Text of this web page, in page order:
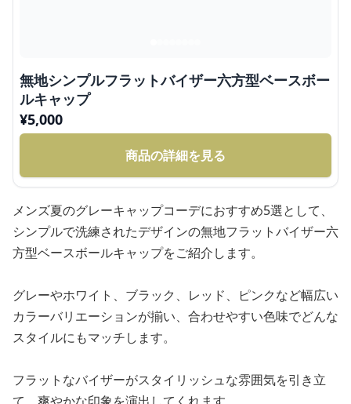
無地シンプルフラットバイザー六方型ベースボー
ルキャップ
¥5,000
商品の詳細を見る
メンズ夏のグレーキャップコーデにおすすめ5選として、
シンプルで洗練されたデザインの無地フラットバイザー六
方型ベースボールキャップをご紹介します。
グレーやホワイト、ブラック、レッド、ピンクなど幅広い
カラーバリエーションが揃い、合わせやすい色味でどんな
スタイルにもマッチします。
フラットなバイザーがスタイリッシュな雰囲気を引き立